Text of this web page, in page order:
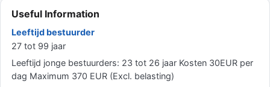
Useful Information
Leeftijd bestuurder
27 tot 99 jaar
Leeftijd jonge bestuurders: 23 tot 26 jaar Kosten 30EUR per
dag Maximum 370 EUR (Excl. belasting)